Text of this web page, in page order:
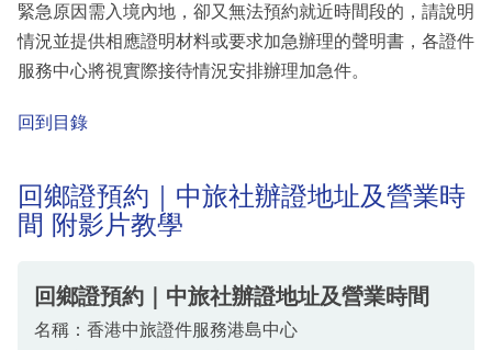
緊急原因需入境內地，卻又無法預約就近時間段的，請說明
情況並提供相應證明材料或要求加急辦理的聲明書，各證件
服務中心將視實際接待情況安排辦理加急件。
回到目錄
回鄉證預約｜中旅社辦證地址及營業時
間 附影片教學
回鄉證預約｜中旅社辦證地址及營業時間
名稱：香港中旅證件服務港島中心